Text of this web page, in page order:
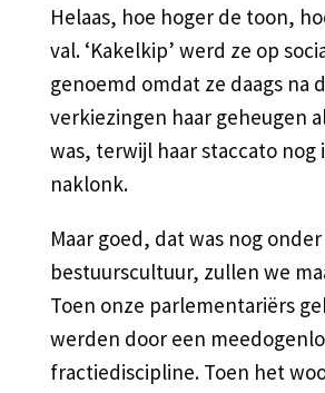
Helaas, hoe hoger de toon,
val. ‘Kakelkip’ werd ze op
genoemd omdat ze daags na
verkiezingen haar geheugen
was, terwijl haar staccato nog
naklonk.
Maar goed, dat was nog
bestuurscultuur, zullen we
Toen onze parlementariërs
werden door een
fractiediscipline. Toen het